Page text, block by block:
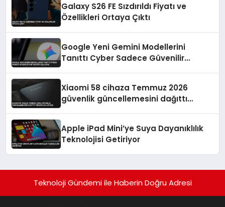
Galaxy S26 FE Sızdırıldı Fiyatı ve
Özellikleri Ortaya Çıktı
Google Yeni Gemini Modellerini
Tanıttı Cyber Sadece Güvenilir
Xiaomi 58 cihaza Temmuz 2026
güvenlik güncellemesini dağıttı
Apple iPad Mini’ye Suya Dayanıklılık
Teknolojisi Getiriyor
Teknoloji Gündemi ile Haberin Doğru Adresi